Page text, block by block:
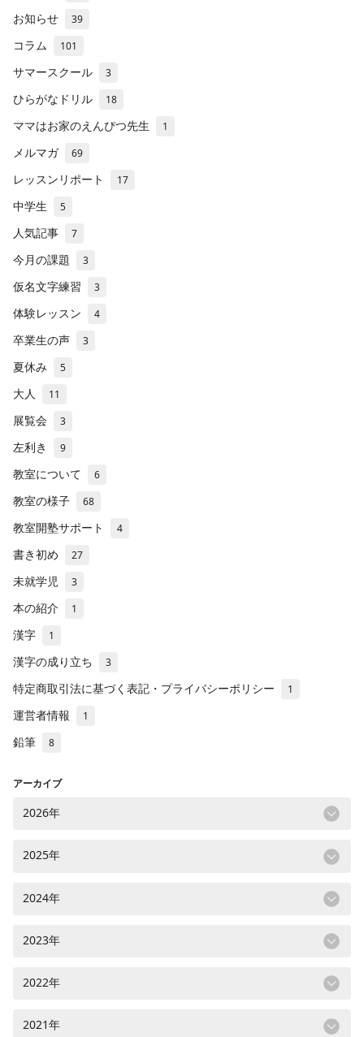
お知らせ 39
コラム 101
サマースクール 3
ひらがなドリル 18
ママはお家のえんぴつ先生 1
メルマガ 69
レッスンリポート 17
中学生 5
人気記事 7
今月の課題 3
仮名文字練習 3
体験レッスン 4
卒業生の声 3
夏休み 5
大人 11
展覧会 3
左利き 9
教室について 6
教室の様子 68
教室開塾サポート 4
書き初め 27
未就学児 3
本の紹介 1
漢字 1
漢字の成り立ち 3
特定商取引法に基づく表記・プライバシーポリシー 1
運営者情報 1
鉛筆 8
アーカイブ
2026年
2025年
2024年
2023年
2022年
2021年